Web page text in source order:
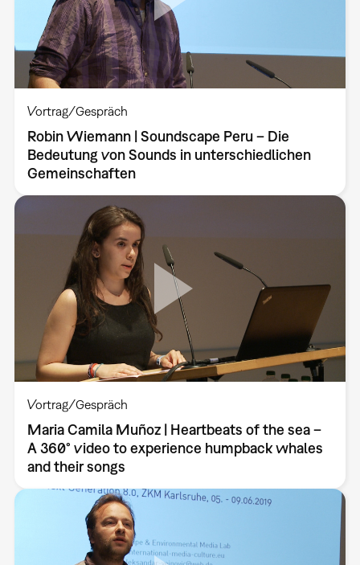
Vortrag/Gespräch
Robin Wiemann | Soundscape Peru – Die
Bedeutung von Sounds in unterschiedlichen
Gemeinschaften
Vortrag/Gespräch
Maria Camila Muñoz | Heartbeats of the sea –
A 360° video to experience humpback whales
and their songs